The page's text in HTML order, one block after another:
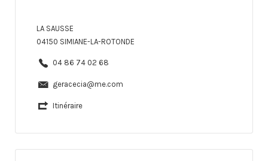
LA SAUSSE
04150 SIMIANE-LA-ROTONDE
04 86 74 02 68
geracecia@me.com
Itinéraire